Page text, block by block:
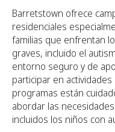
Barretstown ofrece
residenciales
familias que enfrentan
graves, incluido el
entorno seguro y de
participar en
programas están
abordar las
incluidos los niños con